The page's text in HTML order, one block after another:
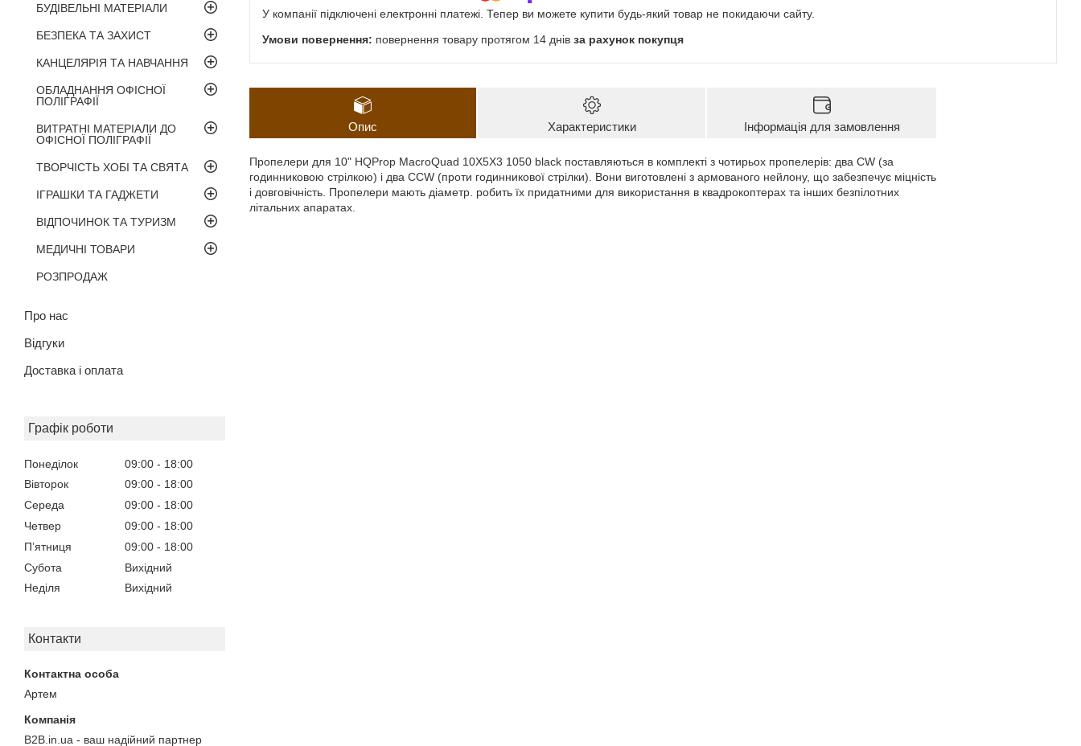
БУДІВЕЛЬНІ МАТЕРІАЛИ
БЕЗПЕКА ТА ЗАХИСТ
КАНЦЕЛЯРІЯ ТА НАВЧАННЯ
ОБЛАДНАННЯ ОФІСНОЇ
ПОЛІГРАФІЇ
ВИТРАТНІ МАТЕРІАЛИ ДО
ОФІСНОЇ ПОЛІГРАФІЇ
ТВОРЧІСТЬ ХОБІ ТА СВЯТА
ІГРАШКИ ТА ГАДЖЕТИ
ВІДПОЧИНОК ТА ТУРИЗМ
МЕДИЧНІ ТОВАРИ
РОЗПРОДАЖ
Про нас
Відгуки
Доставка і оплата
Графік роботи
Понеділок 09:00
18:00
Вівторок
09:00
18:00
Середа
09:00
18:00
Четвер
09:00
18:00
Пʼятниця
09:00
18:00
Субота
Вихідний
Неділя
Вихідний
Контакти
Артем
B2B.in.ua - ваш надійний партнер
У компанії підключені електронні платежі. Тепер ви можете купити будь-який товар не покидаючи сайту.
повернення товару протягом 14 днів за рахунок покупця
Опис Характеристики Інформація для замовлення
Пропелери для 10" HQProp MacroQuad 10X5X3 1050 black поставляються в комплекті з чотирьох пропелерів: два CW (за
годинниковою стрілкою) і два CCW (проти годинникової стрілки). Вони виготовлені з армованого нейлону, що забезпечує міцність
і довговічність. Пропелери мають діаметр. робить їх придатними для використання в квадрокоптерах та інших безпілотних
літальних апаратах.